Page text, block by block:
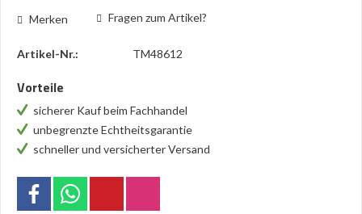
Merken Fragen zum Artikel?
Artikel-Nr.: TM48612
Vorteile
sicherer Kauf beim Fachhandel
unbegrenzte Echtheitsgarantie
schneller und versicherter Versand